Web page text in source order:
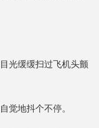
光缓缓扫过飞机头颤
觉地抖个不停。